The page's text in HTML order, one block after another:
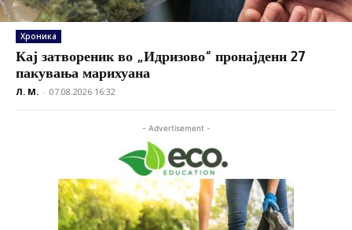
Хроника
Кај затвореник во „Идризово“ пронајдени 27
пакувања марихуана
Л. М. - 07.08.2026 16:32
- Advertisement -